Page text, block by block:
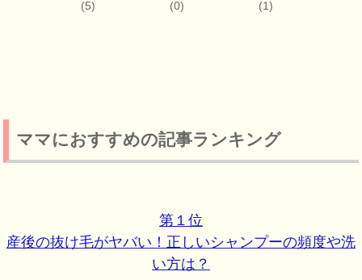
(5) (0) (1)
ママにおすすめの記事ランキング
第１位
産後の抜け毛がヤバい！正しいシャンプーの頻度や洗
い方は？